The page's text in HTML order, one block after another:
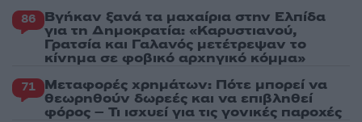
86 Βγήκαν ξανά τα μαχαίρια στην Ελπίδα
για τη Δημοκρατία: «Καρυστιανού,
Γρατσία και Γαλανός μετέτρεψαν το
κίνημα σε φοβικό αρχηγικό κόμμα»
71 Μεταφορές χρημάτων: Πότε μπορεί να
θεωρηθούν δωρεές και να επιβληθεί
φόρος – Τι ισχυεί για τις γονικές παροχές